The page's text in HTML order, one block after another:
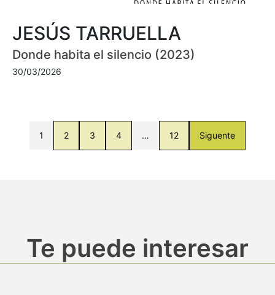
JESÚS TARRUELLA
Donde habita el silencio (2023)
30/03/2026
1 2 3 4 … 12 Siguente
Te puede interesar